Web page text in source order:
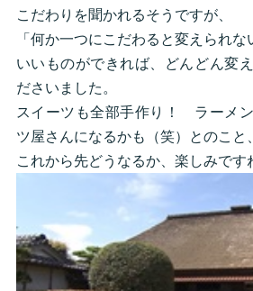
こだわりを聞かれるそうですが、
「何か一つにこだわると変えられな
いいものができれば、どんどん変
ださいました。
スイーツも全部手作り！ ラーメ
ツ屋さんになるかも（笑）とのこと、
これから先どうなるか、楽しみです